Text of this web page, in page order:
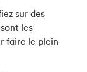
sur des
les
faire le plein